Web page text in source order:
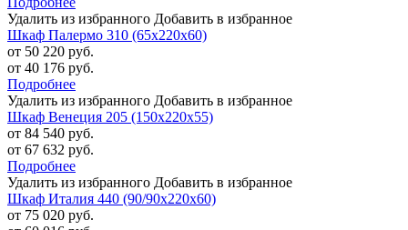
Удалить из избранного Добавить в избранное
Шкаф Палермо 310 (65х220х60)
от 50 220 руб.
от 40 176 руб.
Подробнее
Удалить из избранного Добавить в избранное
Шкаф Венеция 205 (150х220х55)
от 84 540 руб.
от 67 632 руб.
Подробнее
Удалить из избранного Добавить в избранное
Шкаф Италия 440 (90/90х220х60)
от 75 020 руб.